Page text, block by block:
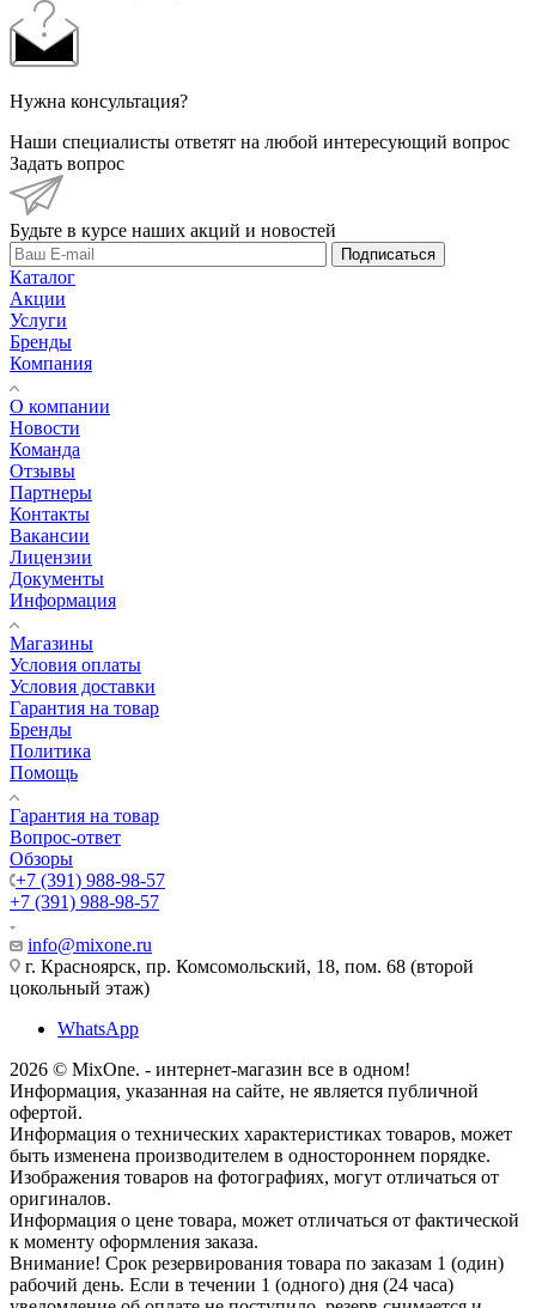
Нужна консультация?
Наши специалисты ответят на любой интересующий вопрос
Задать вопрос
Будьте в курсе наших акций и новостей
Подписаться
Каталог
Акции
Услуги
Бренды
Компания
О компании
Новости
Команда
Отзывы
Партнеры
Контакты
Вакансии
Лицензии
Документы
Информация
Магазины
Условия оплаты
Условия доставки
Гарантия на товар
Бренды
Политика
Помощь
Гарантия на товар
Вопрос-ответ
Обзоры
+7 (391) 988-98-57
+7 (391) 988-98-57
info@mixone.ru
г. Красноярск, пр. Комсомольский, 18, пом. 68 (второй
цокольный этаж)
WhatsApp
2026 © MixOne. - интернет-магазин все в одном!
Информация, указанная на сайте, не является публичной
офертой.
Информация о технических характеристиках товаров, может
быть изменена производителем в одностороннем порядке.
Изображения товаров на фотографиях, могут отличаться от
оригиналов.
Информация о цене товара, может отличаться от фактической
к моменту оформления заказа.
Внимание! Срок резервирования товара по заказам 1 (один)
рабочий день. Если в течении 1 (одного) дня (24 часа)